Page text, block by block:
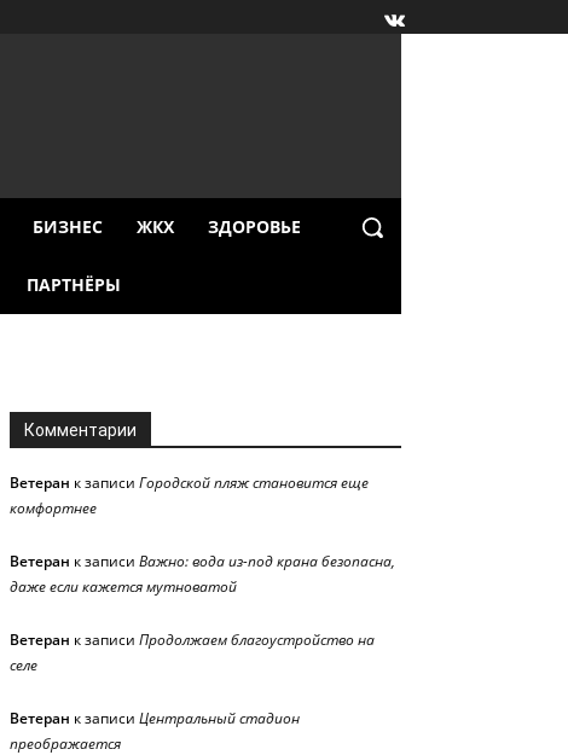
БИЗНЕС ЖКХ ЗДОРОВЬЕ
ПАРТНЁРЫ
Комментарии
Ветеран к записи Городской пляж становится еще
комфортнее
Ветеран к записи Важно: вода из-под крана безопасна,
даже если кажется мутноватой
Ветеран к записи Продолжаем благоустройство на
селе
Ветеран к записи Центральный стадион
преображается